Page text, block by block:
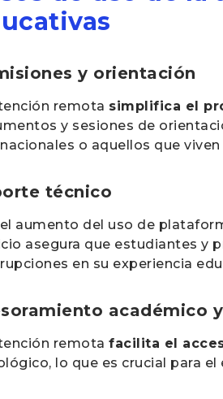
y orientación
remota simplifica el
y sesiones de
o aquellos que
técnico
aumento del uso de
asegura que estudiantes y
en su experiencia
académico
remotafacilita el
lo que es crucial para